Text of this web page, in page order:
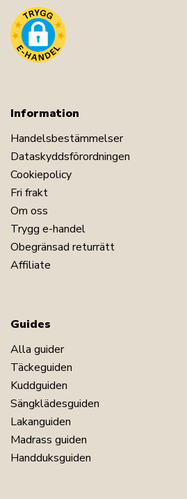
Information
Handelsbestämmelser
Dataskyddsförordningen
Cookiepolicy
Fri frakt
Om oss
Trygg e-handel
Obegränsad returrätt
Affiliate
Guides
Alla guider
Täckeguiden
Kuddguiden
Sängklädesguiden
Lakanguiden
Madrass guiden
Handduksguiden